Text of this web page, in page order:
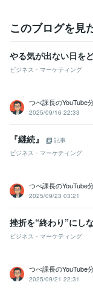
このブログを見
やる気が出ない日を
ビジネス・マーケティング
つべ課長のYouTube
2025/09/16 22:33
『継続』
記事
ビジネス・マーケティング
つべ課長のYouTube
2025/09/23 03:21
挫折を“終わり”にし
ビジネス・マーケティング
つべ課長のYouTube
2025/09/21 22:31